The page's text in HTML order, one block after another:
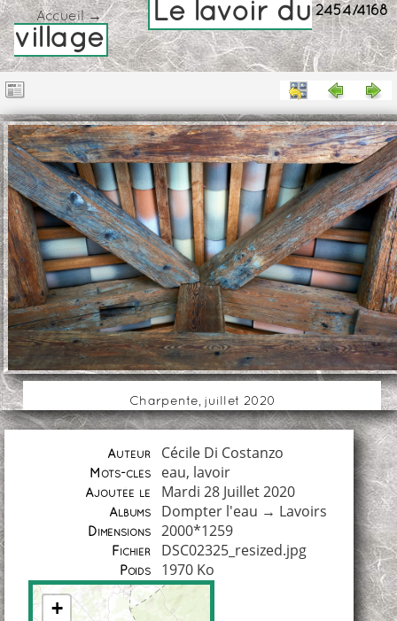
2454/4168
Accueil→
Le lavoir du
village
Charpente, juillet 2020
Auteur Cécile Di Costanzo
Mots-clés eau, lavoir
Ajoutée le Mardi 28 Juillet 2020
Albums Dompter l'eau → Lavoirs
Dimensions 2000*1259
Fichier DSC02325_resized.jpg
Poids 1970 Ko
+